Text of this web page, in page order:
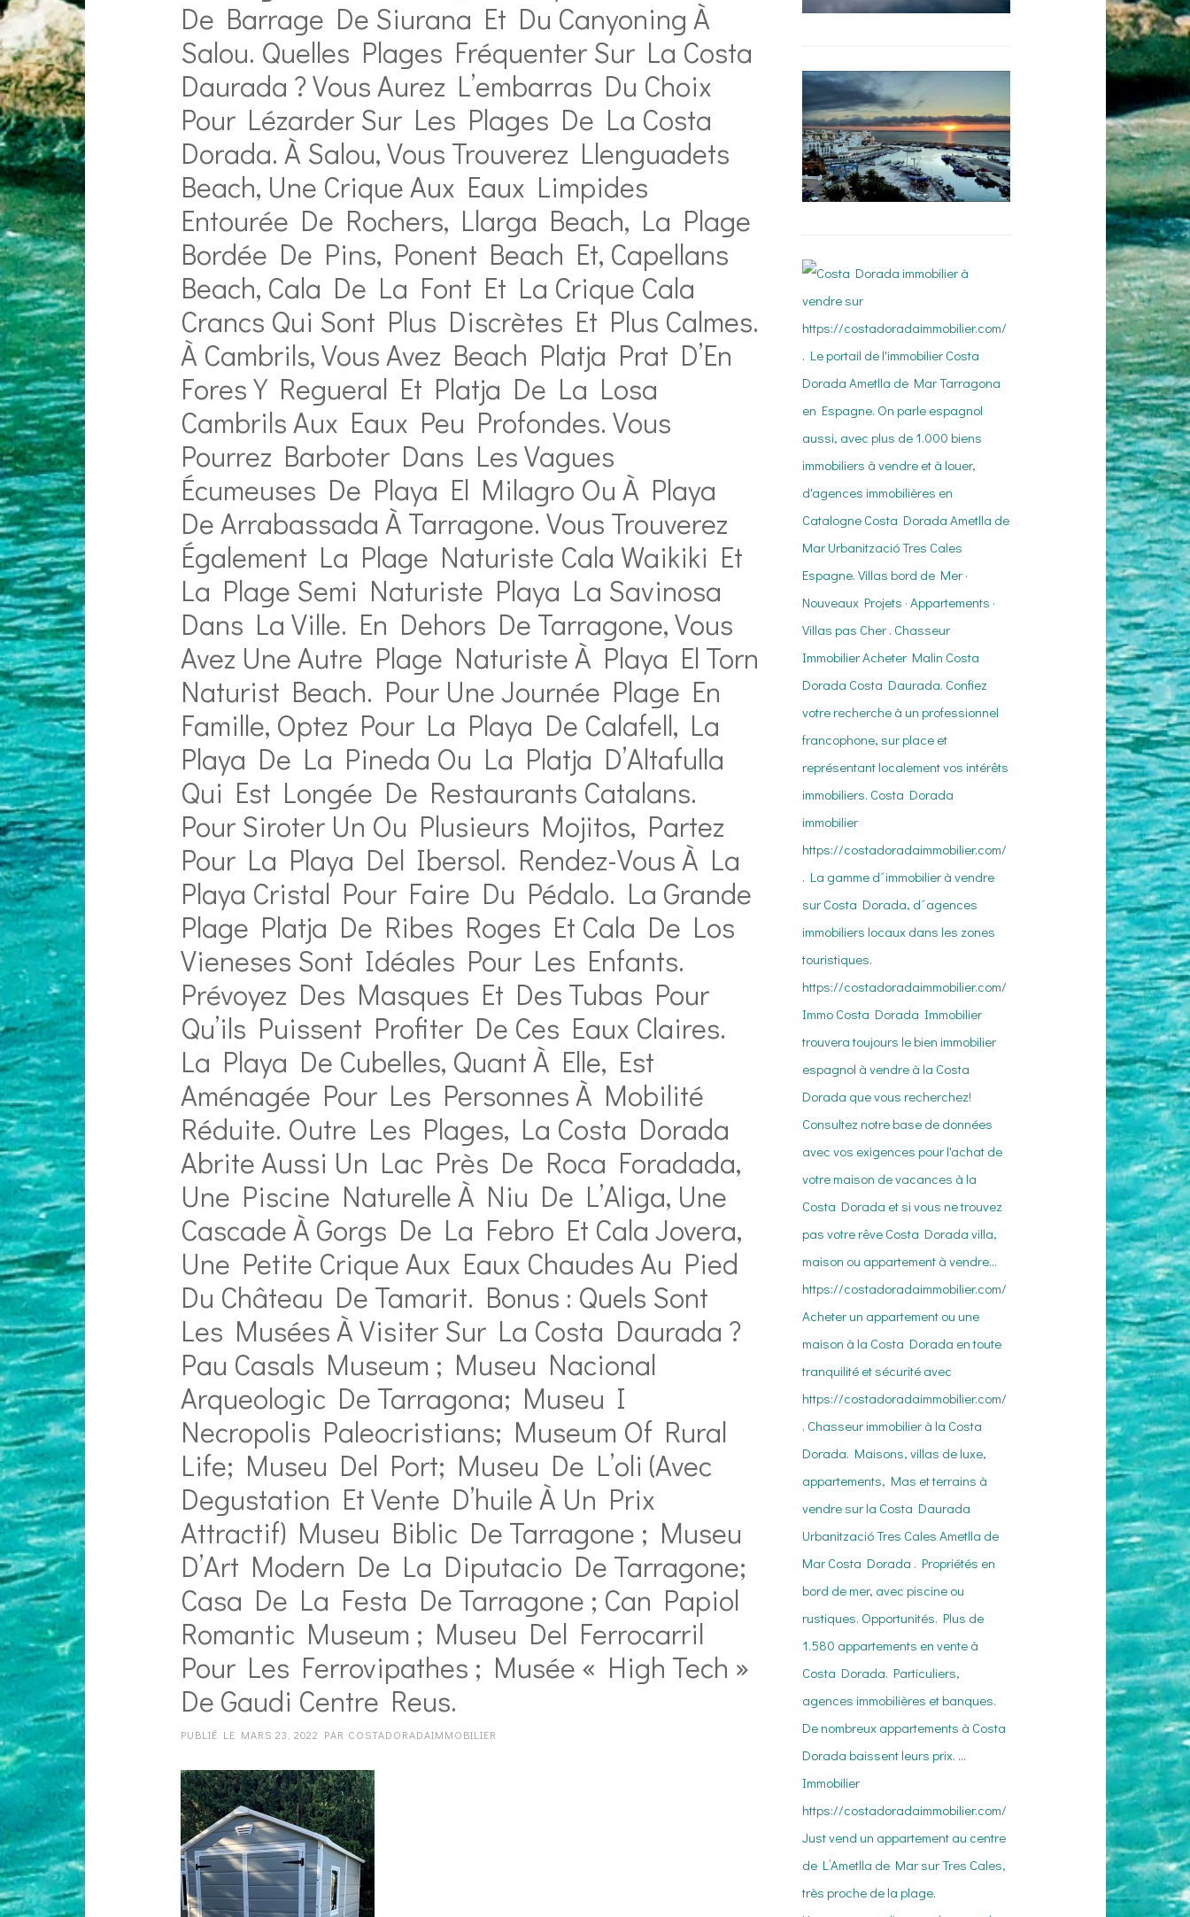
De Barrage De Siurana Et Du Canyoning À
Salou. Quelles Plages Fréquenter Sur La Costa
Daurada ? Vous Aurez L’embarras Du Choix
Pour Lézarder Sur Les Plages De La Costa
Dorada. À Salou, Vous Trouverez Llenguadets
Beach, Une Crique Aux Eaux Limpides
Entourée De Rochers, Llarga Beach, La Plage
Bordée De Pins, Ponent Beach Et, Capellans
Beach, Cala De La Font Et La Crique Cala
Crancs Qui Sont Plus Discrètes Et Plus Calmes.
À Cambrils, Vous Avez Beach Platja Prat D’En
Fores Y Regueral Et Platja De La Losa
Cambrils Aux Eaux Peu Profondes. Vous
Pourrez Barboter Dans Les Vagues
Écumeuses De Playa El Milagro Ou À Playa
De Arrabassada À Tarragone. Vous Trouverez
Également La Plage Naturiste Cala Waikiki Et
La Plage Semi Naturiste Playa La Savinosa
Dans La Ville. En Dehors De Tarragone, Vous
Avez Une Autre Plage Naturiste À Playa El Torn
Naturist Beach. Pour Une Journée Plage En
Famille, Optez Pour La Playa De Calafell, La
Playa De La Pineda Ou La Platja D’Altafulla
Qui Est Longée De Restaurants Catalans.
Pour Siroter Un Ou Plusieurs Mojitos, Partez
Pour La Playa Del Ibersol. Rendez-Vous À La
Playa Cristal Pour Faire Du Pédalo. La Grande
Plage Platja De Ribes Roges Et Cala De Los
Vieneses Sont Idéales Pour Les Enfants.
Prévoyez Des Masques Et Des Tubas Pour
Qu’ils Puissent Profiter De Ces Eaux Claires.
La Playa De Cubelles, Quant À Elle, Est
Aménagée Pour Les Personnes À Mobilité
Réduite. Outre Les Plages, La Costa Dorada
Abrite Aussi Un Lac Près De Roca Foradada,
Une Piscine Naturelle À Niu De L’Aliga, Une
Cascade À Gorgs De La Febro Et Cala Jovera,
Une Petite Crique Aux Eaux Chaudes Au Pied
Du Château De Tamarit. Bonus : Quels Sont
Les Musées À Visiter Sur La Costa Daurada ?
Pau Casals Museum ; Museu Nacional
Arqueologic De Tarragona; Museu I
Necropolis Paleocristians; Museum Of Rural
Life; Museu Del Port; Museu De L’oli (avec
Degustation Et Vente D’huile À Un Prix
Attractif) Museu Biblic De Tarragone ; Museu
D’Art Modern De La Diputacio De Tarragone;
Casa De La Festa De Tarragone ; Can Papiol
Romantic Museum ; Museu Del Ferrocarril
Pour Les Ferrovipathes ; Musée « High Tech »
De Gaudi Centre Reus.
PUBLIÉ LE MARS 23, 2022 PAR COSTADORADAIMMOBILIER